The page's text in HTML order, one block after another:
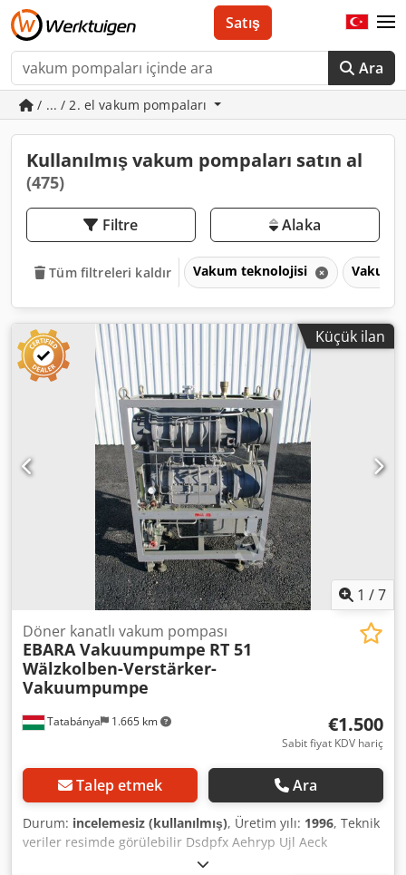
Ara
Satış
/ ... / 2. el vakum pompaları
Kullanılmış vakum pompaları satın al
(475)
Filtre Alaka
Tüm filtreleri kaldır Vakum teknolojisi Vakum
Küçük ilan
1 /7
Tatabánya 1.665 km
Döner kanatlı vakum pompası
EBARA Vakuumpumpe RT 51
Wälzkolben-Verstärker-
Vakuumpumpe
€1.500
Sabit fiyat KDV hariç
Talep etmek Ara
Durum: incelemesiz (kullanılmış), Üretim yılı: 1996, Teknik
veriler resimde görülebilir Dsdpfx Aehryp Ujl Aeck